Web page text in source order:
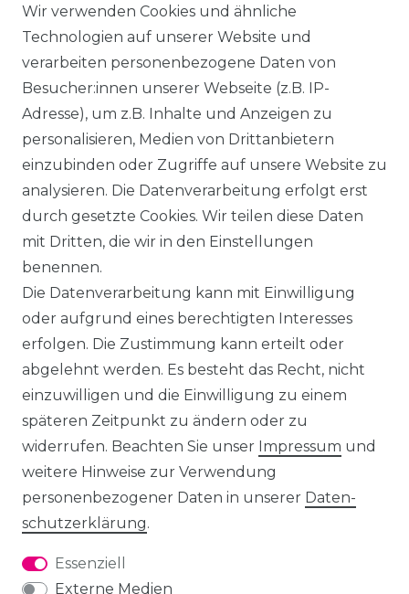
Wir verwenden Cookies und ähnliche
Technologien auf unserer Website und
verarbeiten personenbezogene Daten von
Besucher:innen unserer Webseite (z.B. IP-
Adresse), um z.B. Inhalte und Anzeigen zu
personalisieren, Medien von Drittanbietern
einzubinden oder Zugriffe auf unsere Website zu
analysieren. Die Datenverarbeitung erfolgt erst
durch gesetzte Cookies. Wir teilen diese Daten
mit Dritten, die wir in den Einstellungen
benennen.
Die Datenverarbeitung kann mit Einwilligung
oder aufgrund eines berechtigten Interesses
erfolgen. Die Zustimmung kann erteilt oder
abgelehnt werden. Es besteht das Recht, nicht
einzuwilligen und die Einwilligung zu einem
späteren Zeitpunkt zu ändern oder zu
widerrufen. Beachten Sie unser Impressum und
weitere Hinweise zur Verwendung
personenbezogener Daten in unserer Daten­
schutz­erklärung.
Essenziell
Externe Medien